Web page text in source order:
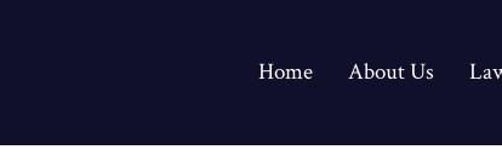
Home About Us